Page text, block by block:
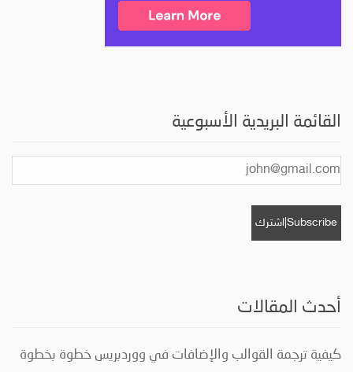
القائمة البريدية الأسبوعية
أحدث المقالات
كيفية ترجمة القوالب والإضافات في ووردبريس خطوة بخطوة